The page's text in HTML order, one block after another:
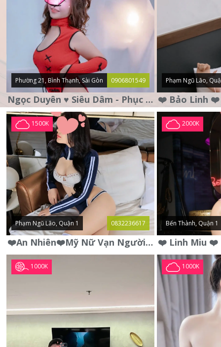
Phường 21, Bình Thạnh, Sài Gòn 0906801549
Ngọc Duyên ♥️ Siêu Dâm - Phục Vụ Tận Tình - Chu Đáo
Phạm Ngũ Lão,
1500K
Phạm Ngũ Lão, Quận 1 0832236617
❤️An Nhiên❤️Mỹ Nữ Vạn Người Mê,Da Trắng, Mặt Xynh, Đẹp Từng
2000K
Bến Thành, Quận 1
1000K 1000K